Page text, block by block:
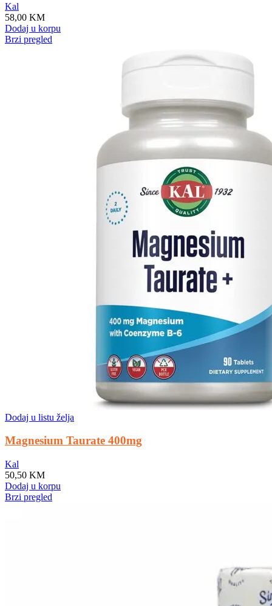
Kal
58,00 KM
Dodaj u korpu
Brzi pregled
Dodaj u listu želja
Magnesium Taurate 400mg
Kal
50,50 KM
Dodaj u korpu
Brzi pregled